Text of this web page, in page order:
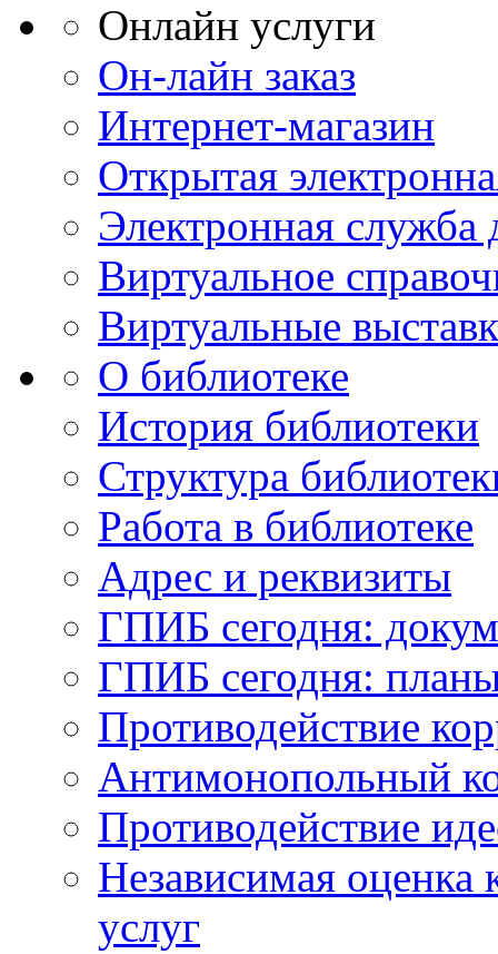
Онлайн услуги
Он-лайн заказ
Интернет-магазин
Открытая
Электронная служба
Виртуальное
Виртуальные
О библиотеке
История библиотеки
Структура
Работа в библиотеке
Адрес и реквизиты
ГПИБ сегодня:
ГПИБ сегодня:
Противодействие
Антимонопольный
Противодействие
Независимая оценка
услуг